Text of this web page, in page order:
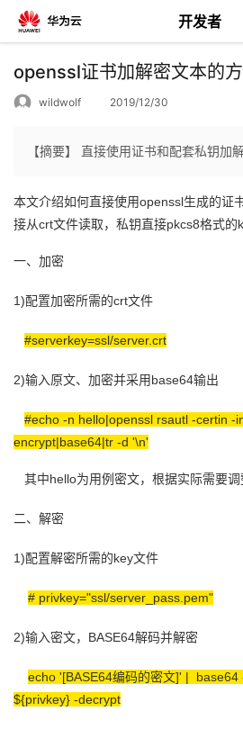
开发者
返
个
人
主
页
我
的
开
发
者
我
的
博
客
我
的
论
我
的
子
我
直
的
我
openssl证书加解密文本的
wildwolf 2019/12/30
【摘要】 直接使用证书和配套私钥加
本文介绍如何直接使用openssl生成的证
接从crt文件读取，私钥直接pkcs8格式的
一、加密
1)配置加密所需的crt文件
#serverkey=ssl/server.crt
2)输入原文、加密并采用base64输出
#echo -n hello|openssl rsautl -certin -
encrypt|base64|tr -d '\n'
其中hello为用例密文，根据实际需要调
二、解密
1)配置解密所需的key文件
# privkey="ssl/server_pass.pem"
2)输入密文，BASE64解码并解密
echo '[BASE64编码的密文]' | base64
${privkey} -decrypt